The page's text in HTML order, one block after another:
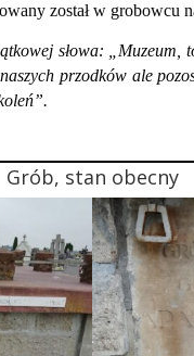
został w grobowcu
słowa:
przodków ale
Grób, stan obecny